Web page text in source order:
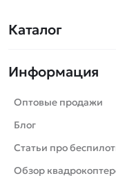
Каталог
Машинки
Танки
Вертолеты
Катера
Роботы
Информация
Оптовые продажи
Блог
Статьи про
Обзор